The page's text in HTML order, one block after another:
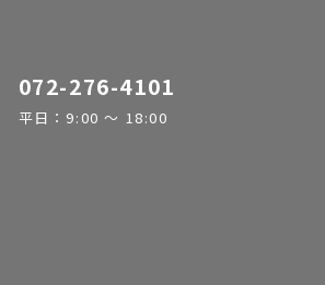
072-276-4101
平日：9:00 ～ 18:00